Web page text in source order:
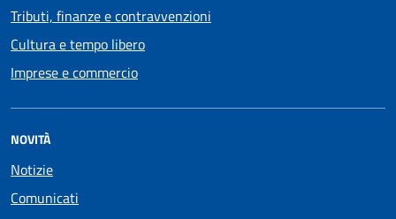
Tributi, finanze e contravvenzioni
Cultura e tempo libero
Imprese e commercio
NOVITÀ
Notizie
Comunicati